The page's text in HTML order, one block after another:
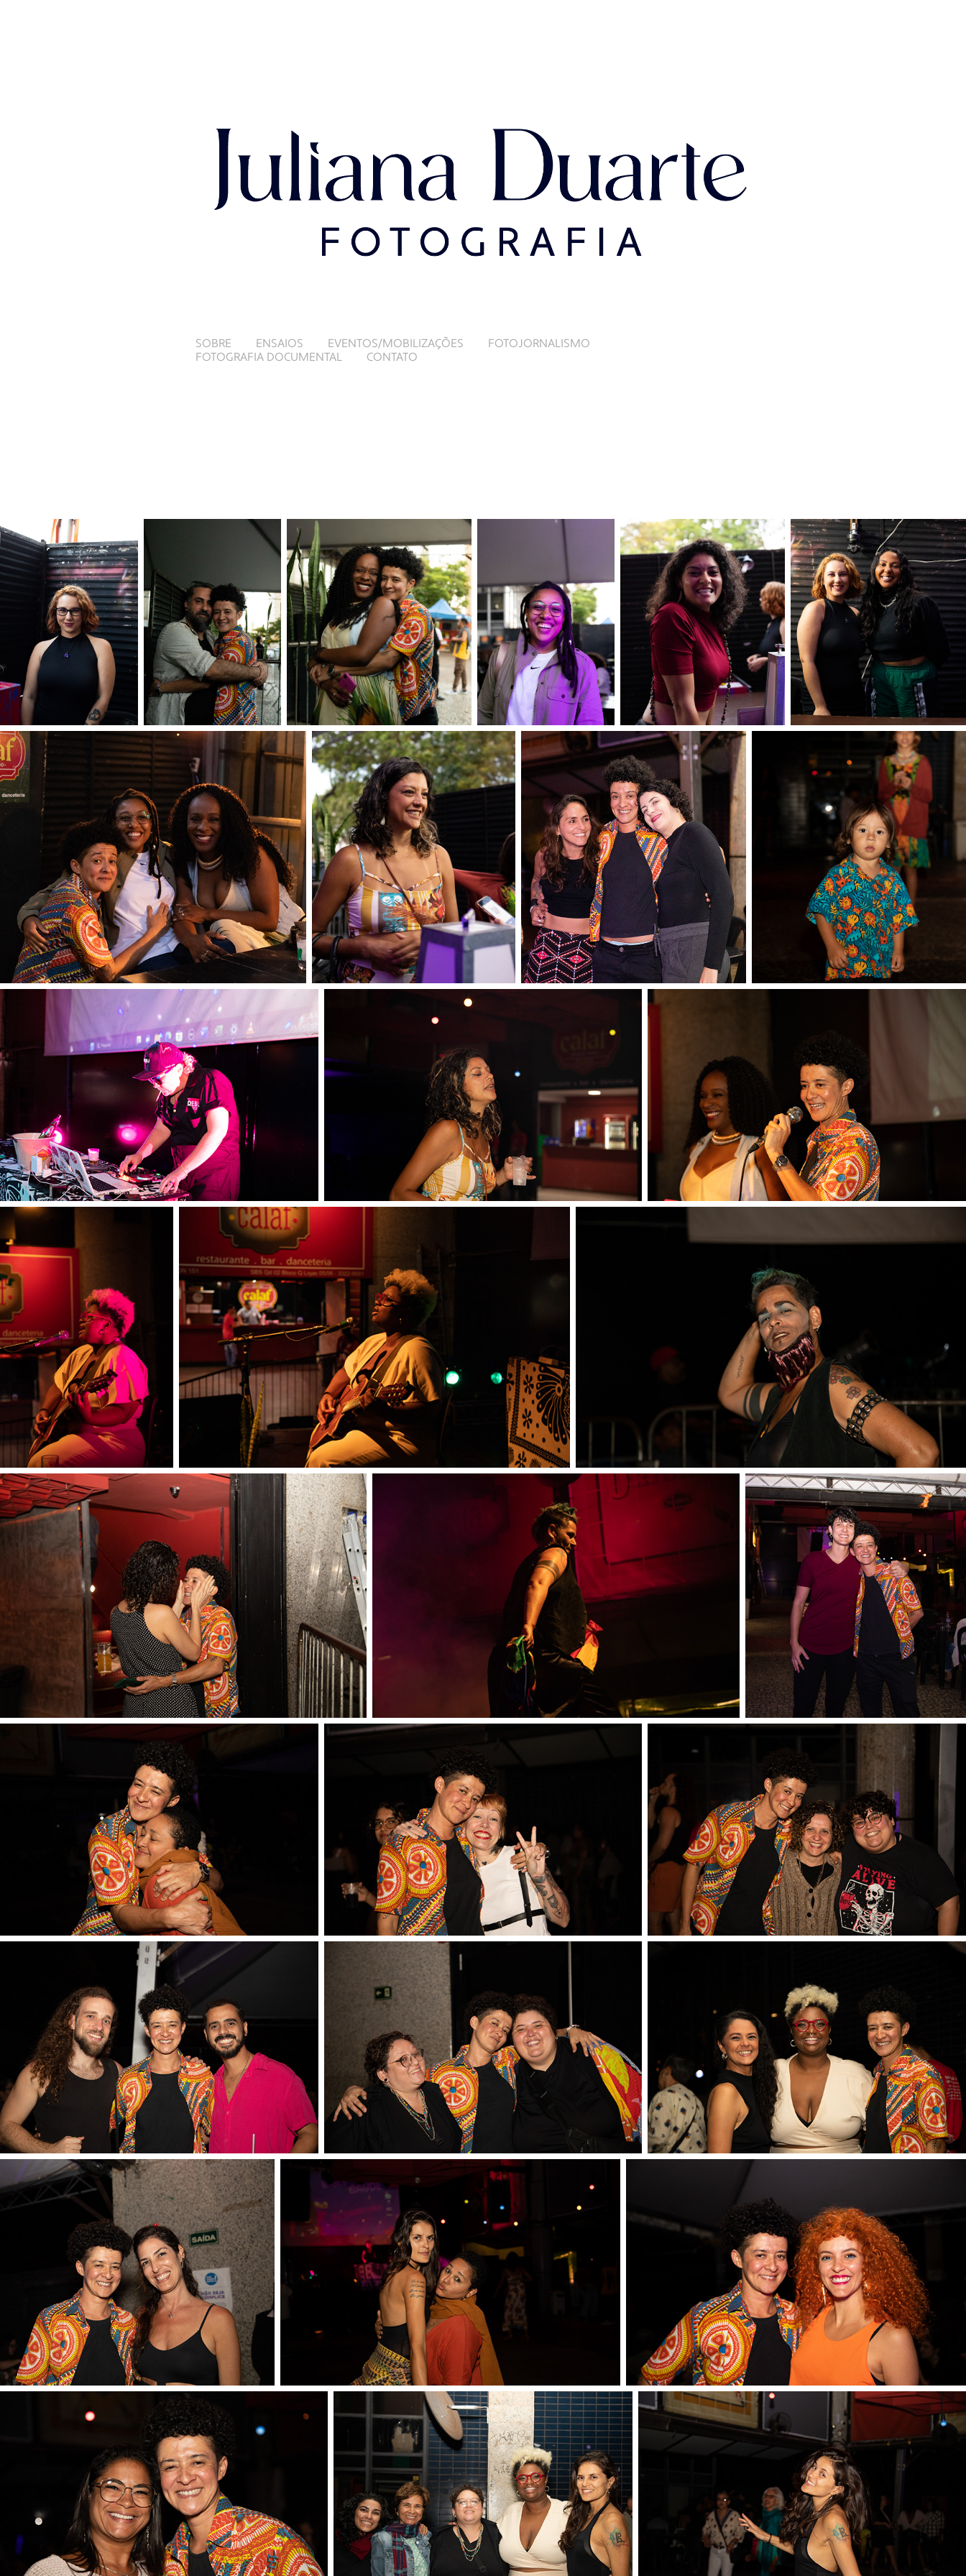
SOBRE ENSAIOS EVENTOS/MOBILIZAÇÕES
FOTOJORNALISMO
FOTOGRAFIA DOCUMENTAL
CONTATO